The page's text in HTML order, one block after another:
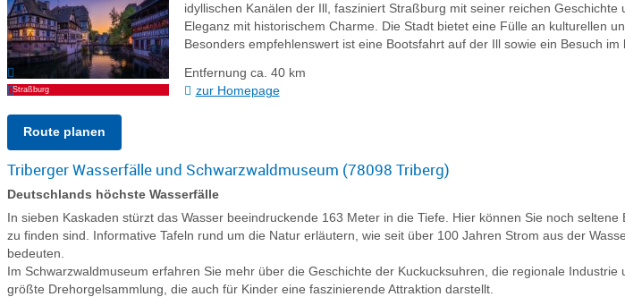
Straßburg
idyllischen Kanälen der Ill, fasziniert Straßburg mit seiner reichen
Eleganz mit historischem Charme. Die Stadt bietet eine Fülle an kulturellen
Besonders empfehlenswert ist eine Bootsfahrt auf der Ill sowie ein Besuch
Entfernung ca. 40 km
zur Homepage
Route planen
Triberger Wasserfälle und Schwarzwaldmuseum (78098 Triberg)
Deutschlands höchste Wasserfälle
In sieben Kaskaden stürzt das Wasser beeindruckende 163 Meter in die Tiefe. Hier können Sie noch
zu finden sind. Informative Tafeln rund um die Natur erläutern, wie seit über 100 Jahren Strom aus der
bedeuten.
Im Schwarzwaldmuseum erfahren Sie mehr über die Geschichte der Kuckucksuhren, die regionale
größte Drehorgelsammlung, die auch für Kinder eine faszinierende Attraktion darstellt.